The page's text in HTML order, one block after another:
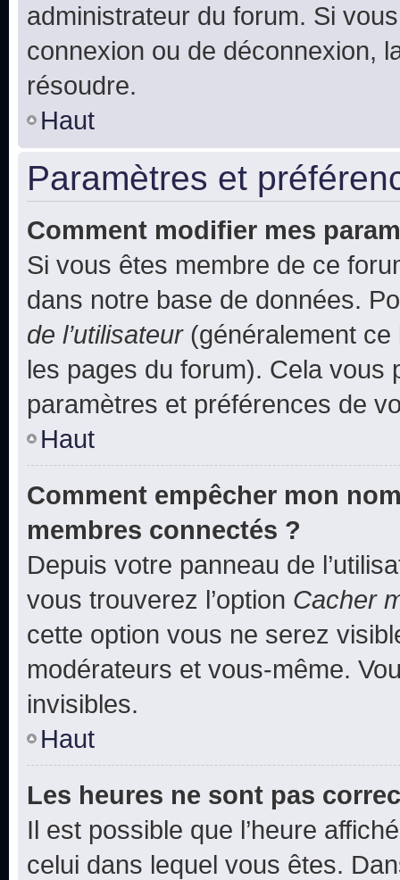
administrateur du forum. Si
connexion ou de déconnexion,
résoudre.
Haut
Paramètres et
Comment modifier mes
Si vous êtes membre de ce
dans notre base de données.
de l’utilisateur(généralement ce
les pages du forum). Cela vous
paramètres et préférences de
Haut
Comment empêcher mon
membres connectés ?
Depuis votre panneau de
vous trouverez l’option Cacher
cette option vous ne serez
modérateurs et vous-même.
invisibles.
Haut
Les heures ne sont pas
Il est possible que l’heure
celui dans lequel vous êtes.